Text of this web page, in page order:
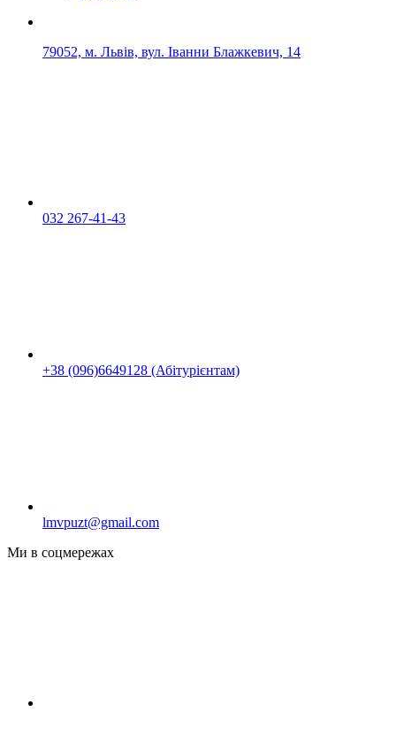
79052, м. Львів, вул. Іванни Блажкевич, 14
032 267-41-43
+38 (096)6649128 (Абітурієнтам)
lmvpuzt@gmail.com
Ми в соцмережах